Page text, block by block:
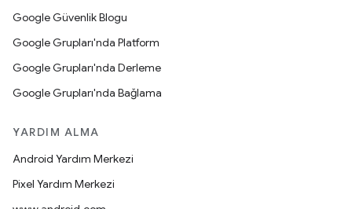
Google Güvenlik Blogu
Google Grupları'nda Platform
Google Grupları'nda Derleme
Google Grupları'nda Bağlama
YARDIM ALMA
Android Yardım Merkezi
Pixel Yardım Merkezi